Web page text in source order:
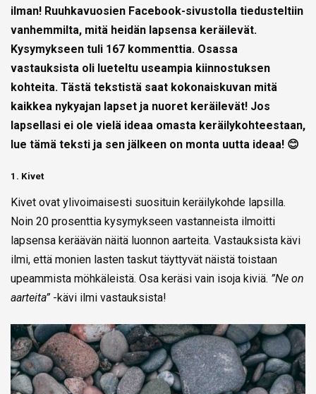
ilman! Ruuhkavuosien Facebook-sivustolla tiedusteltiin
vanhemmilta, mitä heidän lapsensa keräilevät.
Kysymykseen tuli 167 kommenttia. Osassa
vastauksista oli lueteltu useampia kiinnostuksen
kohteita. Tästä tekstistä saat kokonaiskuvan mitä
kaikkea nykyajan lapset ja nuoret keräilevät! Jos
lapsellasi ei ole vielä ideaa omasta keräilykohteestaan,
lue tämä teksti ja sen jälkeen on monta uutta ideaa! 😊
1. Kivet
Kivet ovat ylivoimaisesti suosituin keräilykohde lapsilla.
Noin 20 prosenttia kysymykseen vastanneista ilmoitti
lapsensa keräävän näitä luonnon aarteita. Vastauksista kävi
ilmi, että monien lasten taskut täyttyvät näistä toistaan
upeammista möhkäleistä. Osa keräsi vain isoja kiviä. ”Ne on
aarteita” -kävi ilmi vastauksista!